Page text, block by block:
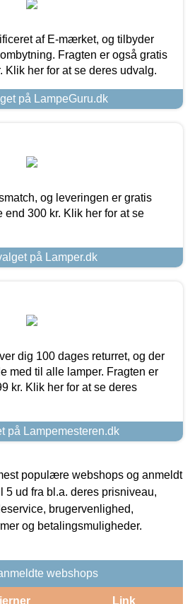
af E-mærket, og tilbyder
Fragten er også gratis
Klik her for at se deres udvalg.
på LampeGuru.dk
og leveringen er gratis
end 300 kr. Klik her for at se
på Lamper.dk
dig 100 dages returret, og der
med til alle lamper. Fragten er
kr. Klik her for at se deres
på Lampemesteren.dk
populære webshops og anmeldt
5 ud fra bl.a. deres prisniveau,
brugervenlighed,
og betalingsmuligheder.
webshops
Link